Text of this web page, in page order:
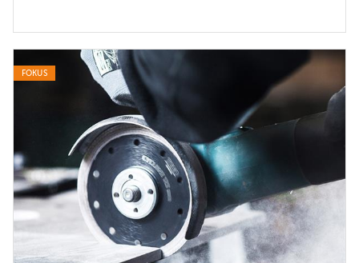
FOKUS